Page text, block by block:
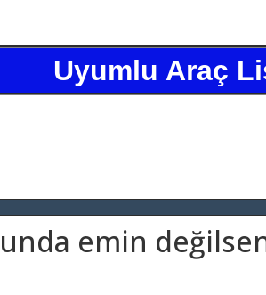
Uyumlu Araç
emin